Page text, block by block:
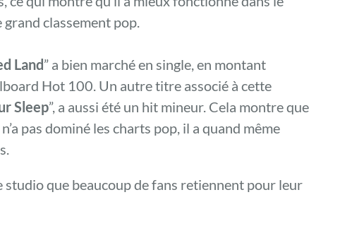
classement pop.
Land” a bien marché en single, en montant
Hot 100. Un autre titre associé à cette
Sleep”, a aussi été un hit mineur. Cela montre que
pas dominé les charts pop, il a quand même
studio que beaucoup de fans retiennent pour leur